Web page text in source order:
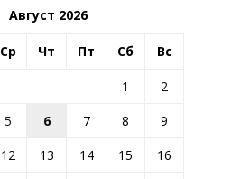
Август 2026
Ср Чт Пт Сб Вс
1
2
5 6 7 8
9
12 13 14 15
16